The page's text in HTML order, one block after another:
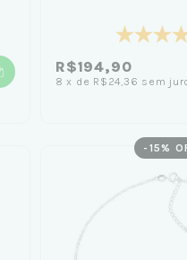
R$194,90
8 x de R$24,36 sem
- 15 %